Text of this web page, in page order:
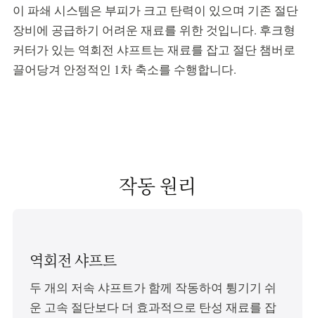
이 파쇄 시스템은 부피가 크고 탄력이 있으며 기존 절단
장비에 공급하기 어려운 재료를 위한 것입니다. 후크형
커터가 있는 역회전 샤프트는 재료를 잡고 절단 챔버로
끌어당겨 안정적인 1차 축소를 수행합니다.
작동 원리
역회전 샤프트
두 개의 저속 샤프트가 함께 작동하여 튕기기 쉬
운 고속 절단보다 더 효과적으로 탄성 재료를 잡